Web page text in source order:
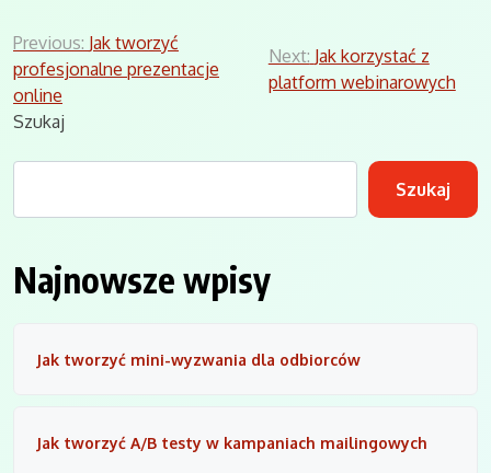
Nawigacja
wpisu
Previous: Jak tworzyć
profesjonalne prezentacje
online
Next: Jak korzystać z
platform webinarowych
Szukaj
Szukaj
Najnowsze wpisy
Jak tworzyć mini-wyzwania dla odbiorców
Jak tworzyć A/B testy w kampaniach mailingowych